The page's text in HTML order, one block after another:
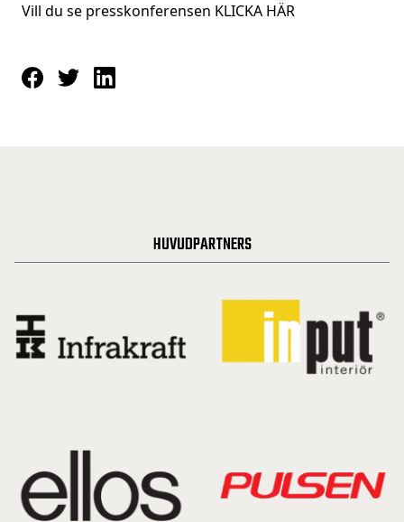
Vill du se presskonferensen KLICKA HÄR
HUVUDPARTNERS